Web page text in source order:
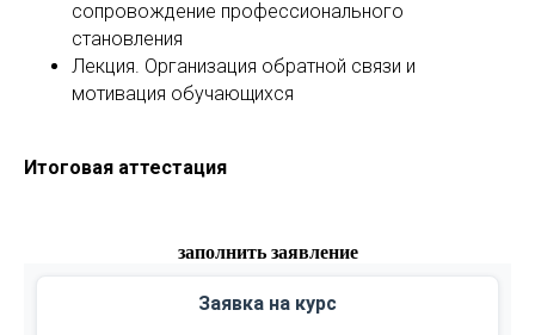
сопровождение профессионального
становления
Лекция. Организация обратной связи и
мотивация обучающихся
Итоговая аттестация
заполнить заявление